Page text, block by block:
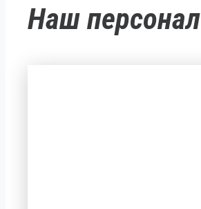
Наш персонал